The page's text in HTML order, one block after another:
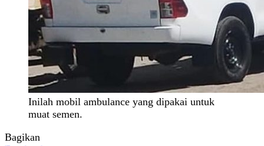
Inilah mobil ambulance yang dipakai untuk
muat semen.
Bagikan